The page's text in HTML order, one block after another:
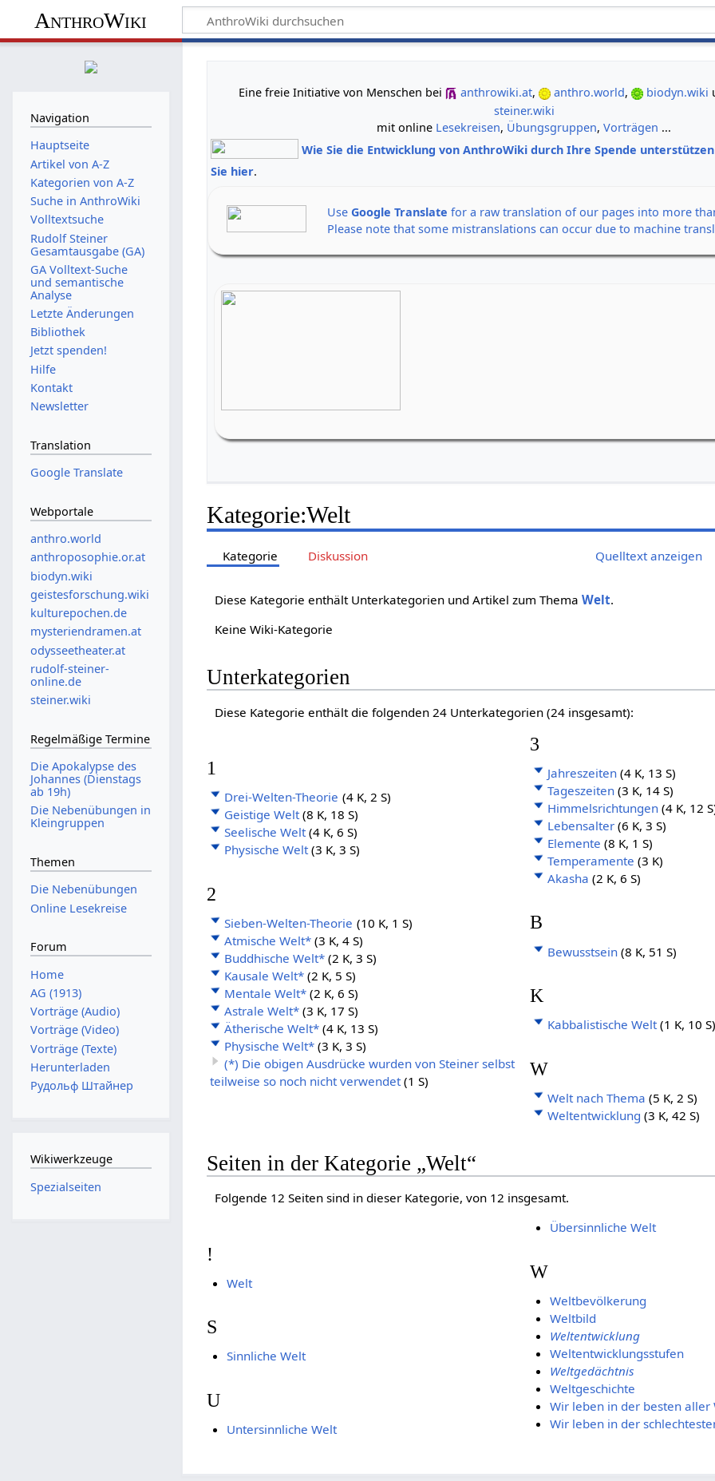
AnthroWiki
Eine freie Initiative von Menschen bei anthrowiki.at, anthro.world, biodyn.wiki
steiner.wiki
mit online Lesekreisen, Übungsgruppen,Vorträgen ...
Wie Sie die Entwicklung von AnthroWiki durch Ihre Spende
Sie hier.
UseGoogle Translate for a raw translation of our pages into more
Please note that some mistranslations can occur due to machine
Kategorie:Welt
Kategorie Diskussion Quelltext anzeigen
Diese Kategorie enthält Unterkategorien und Artikel zum ThemaWelt.
Keine Wiki-Kategorie
Unterkategorien
Diese Kategorie enthält die folgenden 24 Unterkategorien (24 insgesamt):
1
Drei-Welten-Theorie (4 K, 2 S)
Geistige Welt (8 K, 18 S)
Seelische Welt (4 K, 6 S)
Physische Welt (3 K, 3 S)
2
Sieben-Welten-Theorie (10 K, 1 S)
Atmische Welt* (3 K, 4 S)
Buddhische Welt* (2 K, 3 S)
Kausale Welt* (2 K, 5 S)
Mentale Welt* (2 K, 6 S)
Astrale Welt* (3 K, 17 S)
Ätherische Welt* (4 K, 13 S)
Physische Welt* (3 K, 3 S)
(*) Die obigen Ausdrücke wurden von Steiner selbst
teilweise so noch nicht verwendet (1 S)
3
Jahreszeiten (4 K, 13 S)
Tageszeiten (3 K, 14 S)
Himmelsrichtungen (4 K, 12
Lebensalter (6 K, 3 S)
Elemente (8 K, 1 S)
Temperamente (3 K)
Akasha (2 K, 6 S)
B
Bewusstsein (8 K, 51 S)
K
Kabbalistische Welt (1 K, 10 S)
W
Welt nach Thema (5 K, 2 S)
Weltentwicklung (3 K, 42 S)
Seiten in der Kategorie „Welt“
Folgende 12 Seiten sind in dieser Kategorie, von 12 insgesamt.
!
Welt
S
Sinnliche Welt
U
Untersinnliche Welt
Übersinnliche Welt
W
Weltbevölkerung
Weltbild
Weltentwicklung
Weltentwicklungsstufen
Weltgedächtnis
Weltgeschichte
Wir leben in der besten aller
Wir leben in der
Navigation
Hauptseite
Artikel von A-Z
Kategorien von A-Z
Suche in AnthroWiki
Volltextsuche
Rudolf Steiner
Gesamtausgabe (GA)
GA Volltext-Suche
und semantische
Analyse
Letzte Änderungen
Bibliothek
Jetzt spenden!
Hilfe
Kontakt
Newsletter
Translation
Google Translate
Webportale
anthro.world
anthroposophie.or.at
biodyn.wiki
geistesforschung.wiki
kulturepochen.de
mysteriendramen.at
odysseetheater.at
rudolf-steiner-
online.de
steiner.wiki
Regelmäßige Termine
Die Apokalypse des
Johannes (Dienstags
ab 19h)
Die Nebenübungen in
Kleingruppen
Themen
Die Nebenübungen
Online Lesekreise
Forum
Home
AG (1913)
Vorträge (Audio)
Vorträge (Video)
Vorträge (Texte)
Herunterladen
Рудольф Штайнер
Wikiwerkzeuge
Spezialseiten